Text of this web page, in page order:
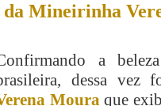
da Mineirinha
a
dessa vez
Moura que